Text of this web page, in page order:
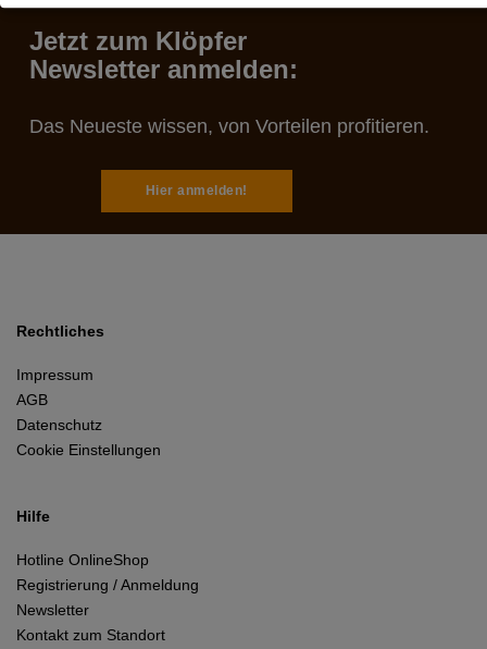
Jetzt zum Klöpfer
Newsletter anmelden:
Das Neueste wissen, von Vorteilen profitieren.
Hier anmelden!
Rechtliches
Impressum
AGB
Datenschutz
Cookie Einstellungen
Hilfe
Hotline OnlineShop
Registrierung / Anmeldung
Newsletter
Kontakt zum Standort